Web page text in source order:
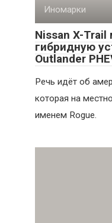
Иномарки
Nissan X-
гибридную
Outlander
Речь идёт об
которая на
именем Rogue.